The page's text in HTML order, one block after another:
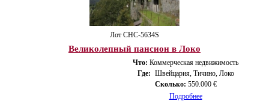
Лот CHС-5634S
Великолепный пансион в Локо
Что: Коммерческая недвижимость
Где: Швейцария, Тичино, Локо
Сколько: 550.000 €
Подробнее